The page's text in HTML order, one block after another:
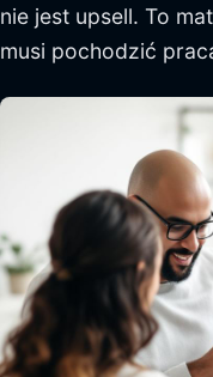
nie jest upsell. To
musi pochodzić